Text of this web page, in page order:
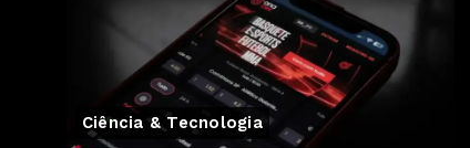
Ciência & Tecnologia